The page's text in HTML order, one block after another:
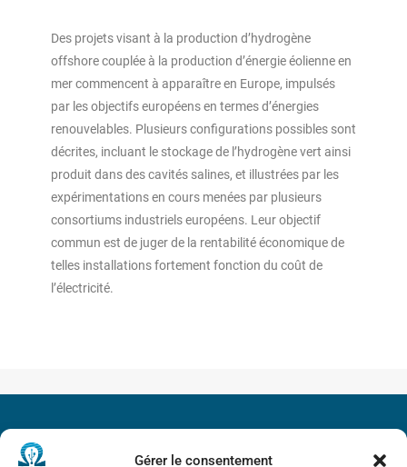
Gérer le consentement
Des projets visant à la production d’hydrogène
offshore couplée à la production d’énergie éolienne en
mer commencent à apparaître en Europe, impulsés
par les objectifs européens en termes d’énergies
renouvelables. Plusieurs configurations possibles sont
décrites, incluant le stockage de l’hydrogène vert ainsi
produit dans des cavités salines, et illustrées par les
expérimentations en cours menées par plusieurs
consortiums industriels européens. Leur objectif
commun est de juger de la rentabilité économique de
telles installations fortement fonction du coût de
l’électricité.
Société de l’Electricité, de l’Electronique et des Technologies
de l’Information et de la Communication